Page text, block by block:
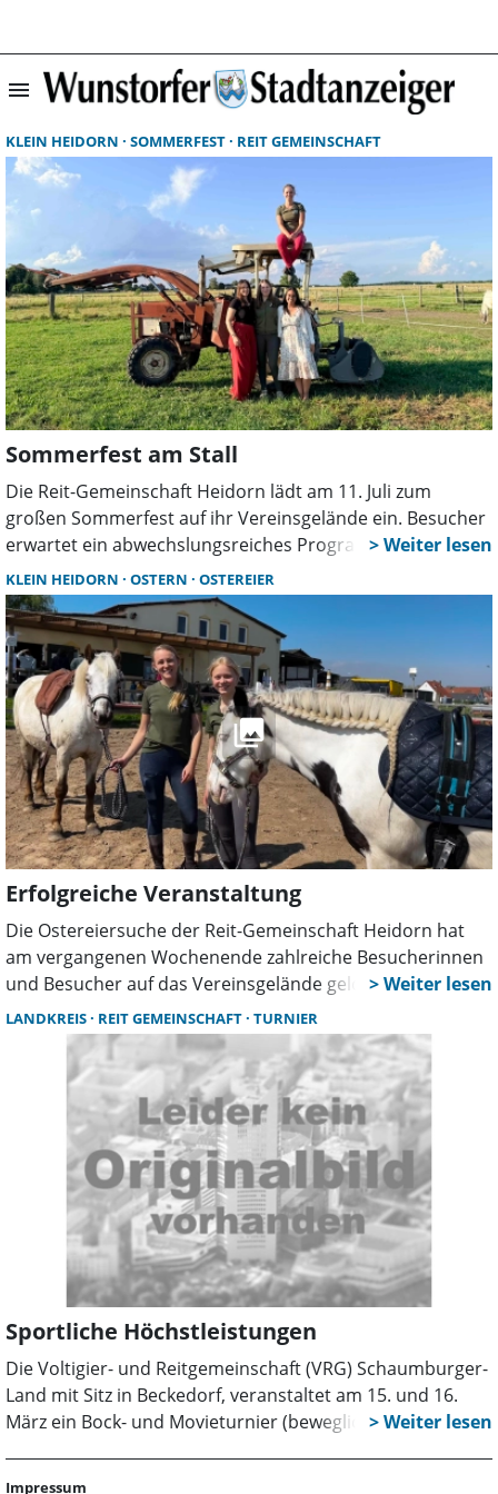
menu
KLEIN HEIDORN SOMMERFEST REIT GEMEINSCHAFT
Sommerfest am Stall
Die Reit-Gemeinschaft Heidorn lädt am 11. Juli zum
großen Sommerfest auf ihr Vereinsgelände ein. Besucher
erwartet ein abwechslungsreiches Programm mit
Ponyreiten, Musik, Tanz, Mitmachaktionen und
kulinarischen Angeboten für die ganze Familie.
KLEIN HEIDORN OSTERN OSTEREIER
Erfolgreiche Veranstaltung
Die Ostereiersuche der Reit-Gemeinschaft Heidorn hat
am vergangenen Wochenende zahlreiche Besucherinnen
und Besucher auf das Vereinsgelände gelockt. Das war
ein voller Erfolg für alle Beteiligten.
LANDKREIS REIT GEMEINSCHAFT TURNIER
Sportliche Höchstleistungen
Die Voltigier- und Reitgemeinschaft (VRG) Schaumburger-
Land mit Sitz in Beckedorf, veranstaltet am 15. und 16.
März ein Bock- und Movieturnier (bewegliches Holzpferd)
Impressum